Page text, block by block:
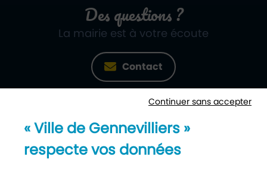
Des questions ?
La mairie est à votre écoute
Contact
Newsletter
Continuer sans accepter
« Ville de Gennevilliers »
respecte vos données